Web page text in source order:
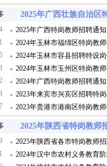
2025年广西壮族自治区
2025年广西特岗教师招聘通知
2024年玉林市福绵区特岗教
2024年玉林市容县招聘特设
2024年玉林市玉州区特岗教
2024年广西特岗教师招聘通知
2023年来宾市兴宾区招聘特
2023年贵港市港南区特岗教
2025年陕西省特岗教师
2025年陕西省各市特岗教师
2024年汉中市农村义务教育